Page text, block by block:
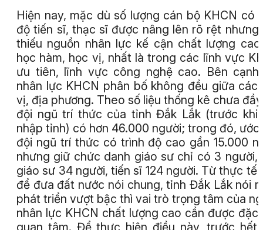
Hiện nay, mặc dù số lượng cán bộ KHCN có
độ tiến sĩ, thạc sĩ được nâng lên rõ rệt nhưng
thiếu nguồn nhân lực kế cận chất lượng
học hàm, học vị, nhất là trong các lĩnh vực
ưu tiên, lĩnh vực công nghệ cao. Bên cạnh
nhân lực KHCN phân bố không đều giữa các
vị, địa phương. Theo số liệu thống kê chưa
đội ngũ trí thức của tỉnh Đắk Lắk (trước khi
nhập tỉnh) có hơn 46.000 người; trong đó, ước
đội ngũ trí thức có trình độ cao gần 15.000
nhưng giữ chức danh giáo sư chỉ có 3 người,
giáo sư 34 người, tiến sĩ 124 người. Từ thực tế
để đưa đất nước nói chung, tỉnh Đắk Lắk nói
phát triển vượt bậc thì vai trò trọng tâm của
nhân lực KHCN chất lượng cao cần được đặc